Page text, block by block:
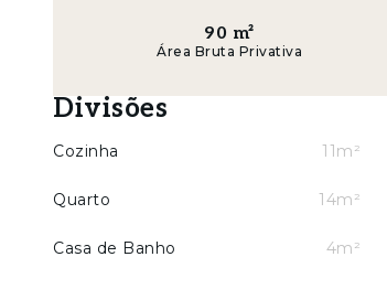
Amenities & Serviços
- Piscina exterior de uso
- Restaurante
90 m²
Área Bruta Privativa
Divisões
Cozinha 11m²
Quarto 14m²
Casa de Banho 4m²